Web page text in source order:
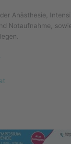
Anästhesie,
Notaufnahme,